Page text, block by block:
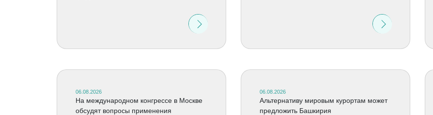
06.08.2026
На международном конгрессе в Москве
обсудят вопросы применения
06.08.2026
Альтернативу мировым курортам может
предложить Башкирия